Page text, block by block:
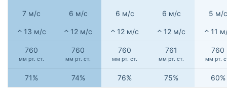
7 м/с 6 м/с 6 м/с 6 м/с 5 м/с
13 м/с 12 м/с 12 м/с 12 м/с 11
760
мм рт. ст.
760
мм рт. ст.
760
мм рт. ст.
761
мм рт. ст.
760
мм рт.
71% 74% 76% 75% 60%